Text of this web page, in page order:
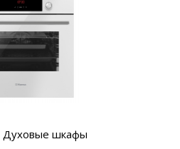
Духовые шкафы